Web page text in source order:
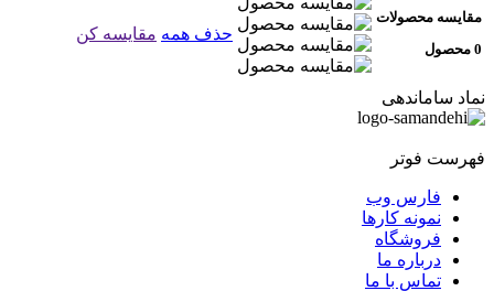
مقایسه محصولات
0 محصول
حذف همه مقایسه کن
نماد ساماندهی
فهرست فوتر
فارس وب
نمونه کارها
فروشگاه
درباره ما
تماس با ما